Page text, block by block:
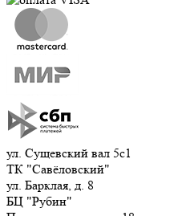
ул. Сущевский вал 5с1
ТК "Савёловский"
ул. Барклая, д. 8
БЦ "Рубин"